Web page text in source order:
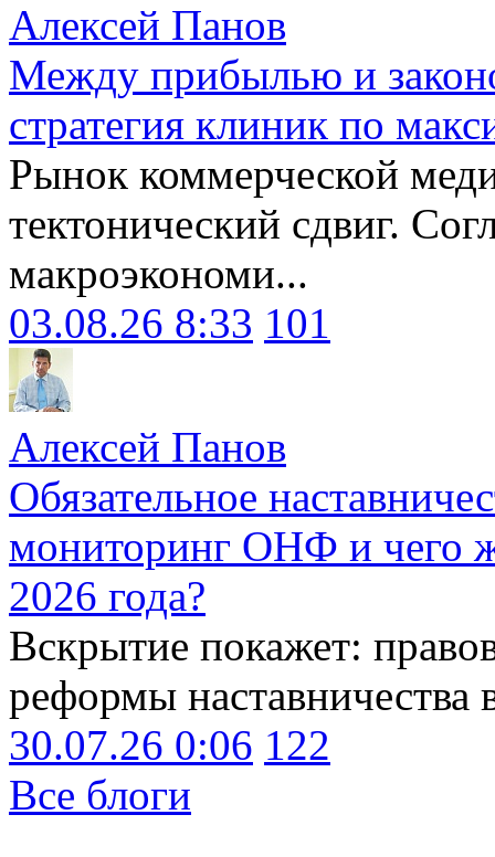
Алексей Панов
Между прибылью и
стратегия клиник по
Рынок коммерческой
тектонический сдвиг.
макроэкономи...
03.08.26 8:33 101
Алексей Панов
Обязательное
мониторинг ОНФ и чего
2026 года?
Вскрытие покажет:
реформы наставничества
30.07.26 0:06 122
Все блоги